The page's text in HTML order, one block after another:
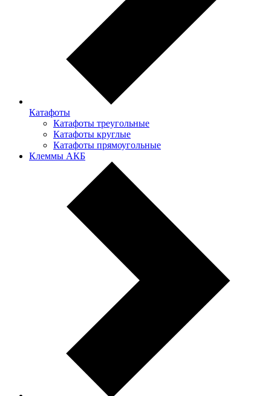
Катафоты
Катафоты треугольные
Катафоты круглые
Катафоты прямоугольные
Клеммы АКБ